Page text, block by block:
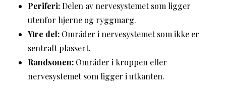
Periferi:Delen av nervesystemet som ligger
utenfor hjerne og ryggmarg.
Ytre del: Områder i nervesystemet som ikke er
sentralt plassert.
Randsonen: Områder i kroppen eller
nervesystemet som ligger i utkanten.